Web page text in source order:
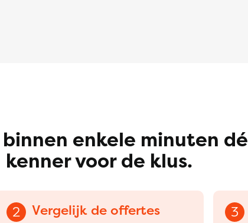
enkele minuten dé
kenner voor de klus.
2 Vergelijk de offertes 3